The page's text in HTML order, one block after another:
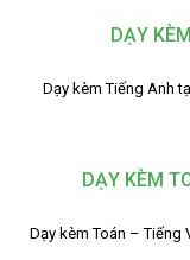
DẠY
Dạy kèm Tiếng Anh
DẠY KÈM
Dạy kèm Toán – Tiếng